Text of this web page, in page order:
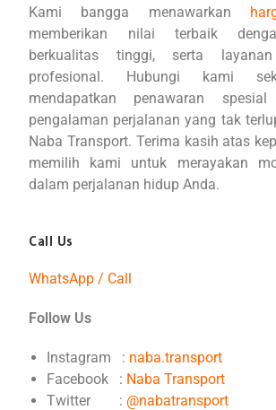
Kami bangga menawarkan
memberikan nilai terbaik
berkualitas tinggi, serta
profesional. Hubungi kami
mendapatkan penawaran
pengalaman perjalanan yang tak
Naba Transport. Terima kasih atas
memilih kami untuk merayakan
dalam perjalanan hidup Anda.
Call Us
WhatsApp / Call
Follow Us
Instagram : naba.transport
Facebook : Naba Transport
Twitter : @nabatransport